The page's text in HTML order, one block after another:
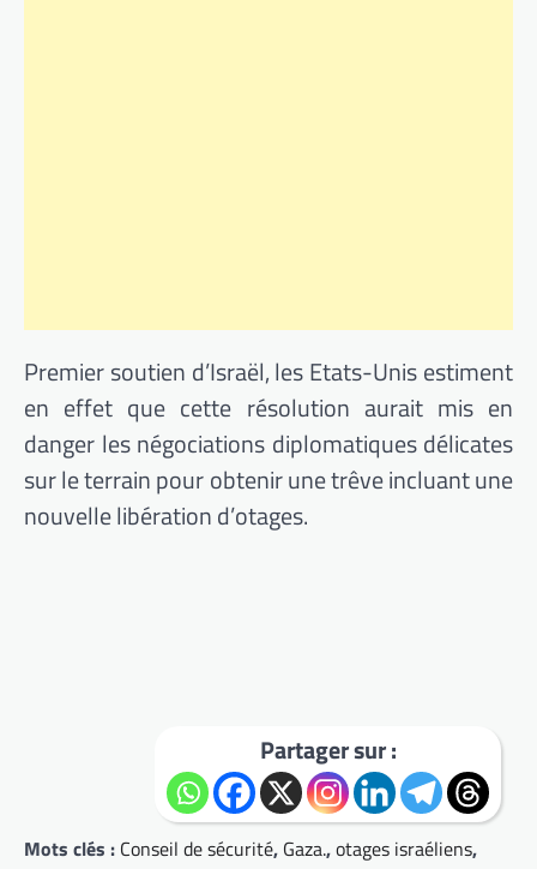
Premier soutien d’Israël, les Etats-Unis estiment
en effet que cette résolution aurait mis en
danger les négociations diplomatiques délicates
sur le terrain pour obtenir une trêve incluant une
nouvelle libération d’otages.
Partager sur :
Mots clés : Conseil de sécurité, Gaza.,otages israéliens,